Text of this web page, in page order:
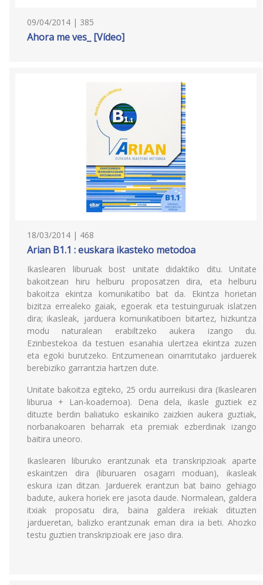
09/04/2014 | 385
Ahora me ves_ [Vídeo]
18/03/2014 | 468
Arian B1.1 : euskara ikasteko metodoa
Ikaslearen liburuak bost unitate didaktiko ditu. Unitate
bakoitzean hiru helburu proposatzen dira, eta helburu
bakoitza ekintza komunikatibo bat da. Ekintza horietan
bizitza errealeko gaiak, egoerak eta testuinguruak islatzen
dira; ikasleak, jarduera komunikatiboen bitartez, hizkuntza
modu naturalean erabiltzeko aukera izango du.
Ezinbestekoa da testuen esanahia ulertzea ekintza zuzen
eta egoki burutzeko. Entzumenean oinarritutako jarduerek
berebiziko garrantzia hartzen dute.
Unitate bakoitza egiteko, 25 ordu aurreikusi dira (Ikaslearen
liburua + Lan-koadernoa). Dena dela, ikasle guztiek ez
dituzte berdin baliatuko eskainiko zaizkien aukera guztiak,
norbanakoaren beharrak eta premiak ezberdinak izango
baitira uneoro.
Ikaslearen liburuko erantzunak eta transkripzioak aparte
eskaintzen dira (liburuaren osagarri moduan), ikasleak
eskura izan ditzan. Jarduerek erantzun bat baino gehiago
badute, aukera horiek ere jasota daude. Normalean, galdera
itxiak proposatu dira, baina galdera irekiak dituzten
jardueretan, balizko erantzunak eman dira ia beti. Ahozko
testu guztien transkripzioak ere jaso dira.